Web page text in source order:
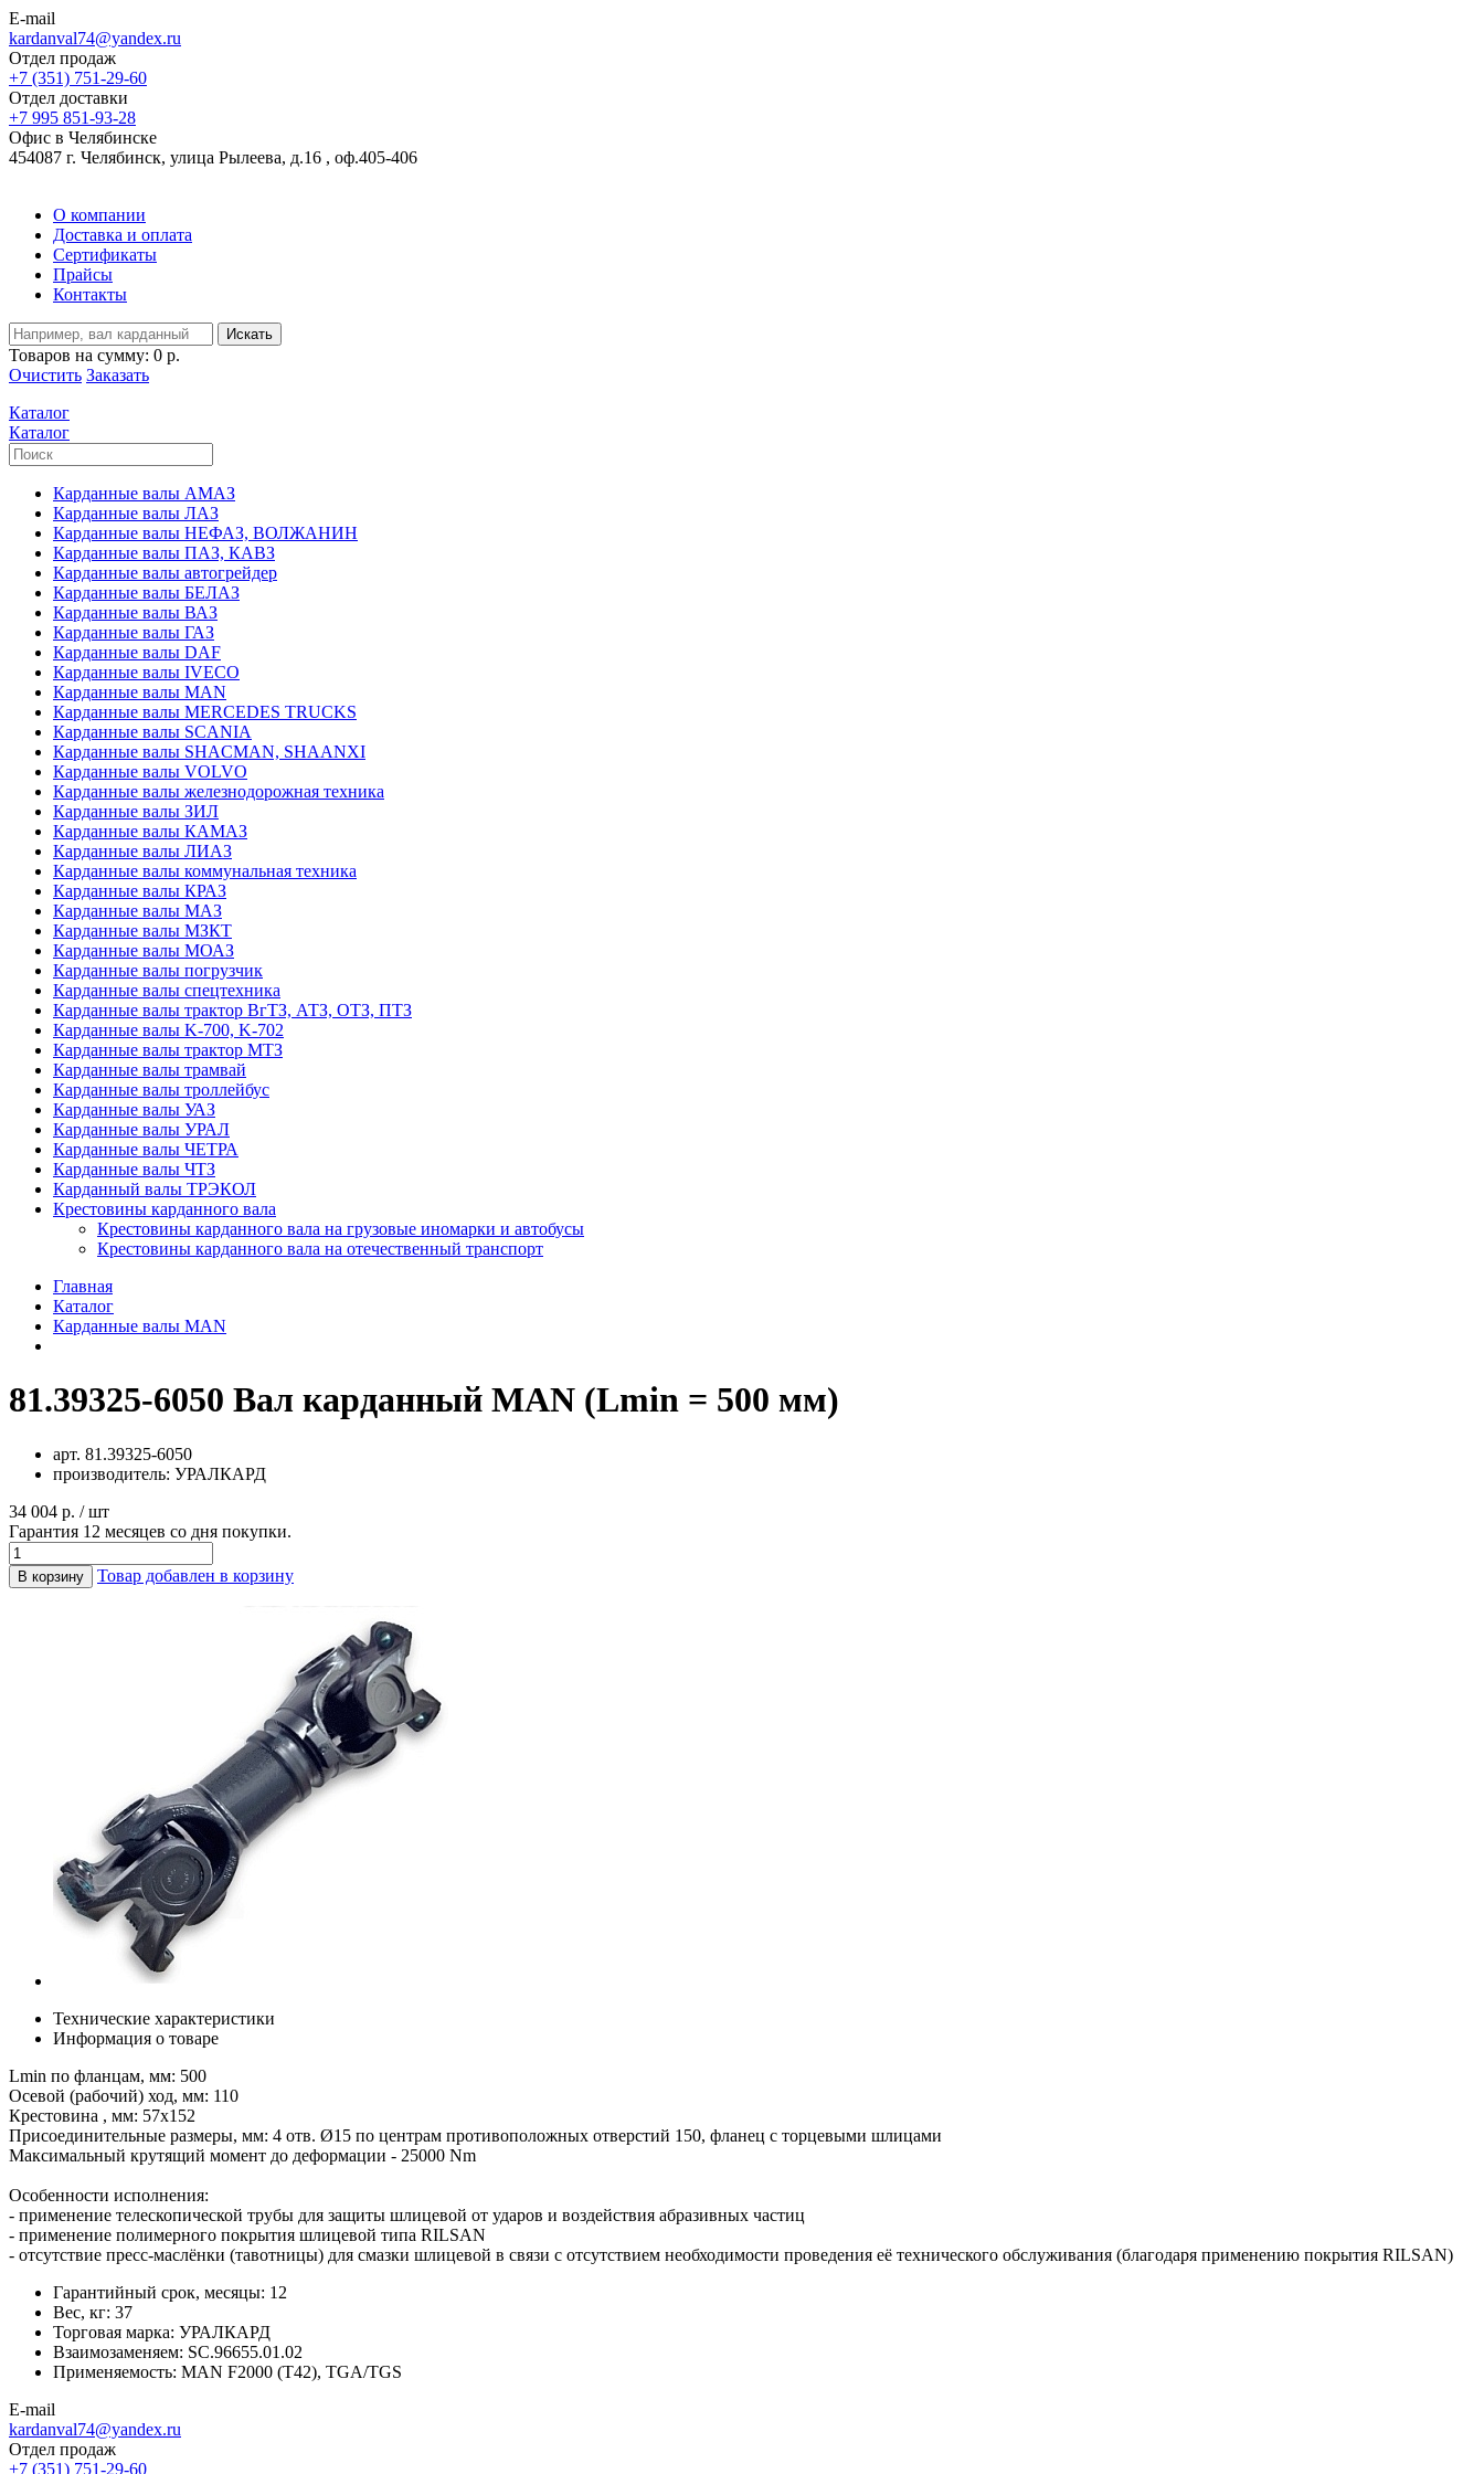
E-mail
kardanval74@yandex.ru
Отдел продаж
+7 (351) 751-29-60
Отдел доставки
+7 995 851-93-28
Офис в Челябинске
454087 г. Челябинск, улица Рылеева, д.16 , оф.405-406
О компании
Доставка и оплата
Сертификаты
Прайсы
Контакты
Искать
Товаров на сумму: 0 р.
Очистить Заказать
Каталог
Каталог
Карданные валы АМАЗ
Карданные валы ЛАЗ
Карданные валы НЕФАЗ, ВОЛЖАНИН
Карданные валы ПАЗ, КАВЗ
Карданные валы автогрейдер
Карданные валы БЕЛАЗ
Карданные валы ВАЗ
Карданные валы ГАЗ
Карданные валы DAF
Карданные валы IVECO
Карданные валы MAN
Карданные валы MERCEDES TRUCKS
Карданные валы SCANIA
Карданные валы SHACMAN, SHAANXI
Карданные валы VOLVO
Карданные валы железнодорожная техника
Карданные валы ЗИЛ
Карданные валы КАМАЗ
Карданные валы ЛИАЗ
Карданные валы коммунальная техника
Карданные валы КРАЗ
Карданные валы МАЗ
Карданные валы МЗКТ
Карданные валы МОАЗ
Карданные валы погрузчик
Карданные валы спецтехника
Карданные валы трактор ВгТЗ, АТЗ, ОТЗ, ПТЗ
Карданные валы K-700, K-702
Карданные валы трактор МТЗ
Карданные валы трамвай
Карданные валы троллейбус
Карданные валы УАЗ
Карданные валы УРАЛ
Карданные валы ЧЕТРА
Карданные валы ЧТЗ
Карданный валы ТРЭКОЛ
Крестовины карданного вала
Крестовины карданного вала на грузовые иномарки и автобусы
Крестовины карданного вала на отечественный транспорт
Главная
Каталог
Карданные валы MAN
81.39325-6050 Вал карданный MAN (Lmin = 500 мм)
арт. 81.39325-6050
производитель: УРАЛКАРД
34 004 р. / шт
Гарантия 12 месяцев со дня покупки.
В корзину Товар добавлен в корзину
Технические характеристики
Информация о товаре
Lmin по фланцам, мм: 500
Осевой (рабочий) ход, мм: 110
Крестовина , мм: 57х152
Присоединительные размеры, мм: 4 отв. Ø15 по центрам противоположных отверстий 150, фланец с торцевыми шлицами
Максимальный крутящий момент до деформации - 25000 Nm
Особенности исполнения:
- применение телескопической трубы для защиты шлицевой от ударов и воздействия абразивных частиц
- применение полимерного покрытия шлицевой типа RILSAN
- отсутствие пресс-маслёнки (тавотницы) для смазки шлицевой в связи с отсутствием необходимости проведения её технического обслуживания (благодаря применению покрытия RILSAN)
Гарантийный срок, месяцы: 12
Вес, кг: 37
Торговая марка: УРАЛКАРД
Взаимозаменяем: SC.96655.01.02
Применяемость: MAN F2000 (T42), TGA/TGS
E-mail
kardanval74@yandex.ru
Отдел продаж
+7 (351) 751-29-60